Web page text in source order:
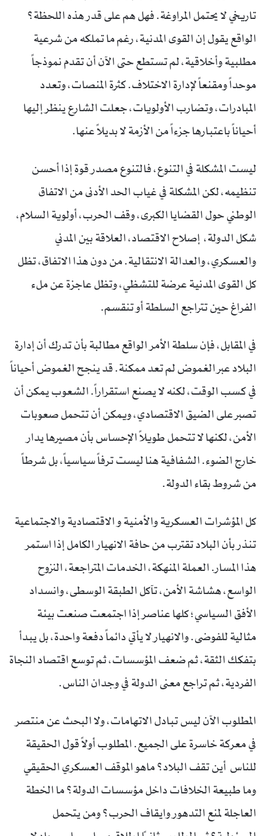
تاريخي لا يحتمل المراوغة. فهل هم على قدر هذه اللحظة؟
الواقع يقول إن القوى المدنية، رغم ما تملكه من شرعية
مطلبية وأخلاقية، لم تستطع حتى الآن أن تقدم نموذجاً
موحداً ومقنعاً لإدارة الاختلاف. كثرة المنصات، وتعدد
المبادرات، وتضارب الأولويات، جعلت الشارع ينظر إليها
أحياناً باعتبارها جزءاً من الأزمة لا بديلاً عنها.
ليست المشكلة في التنوع، فالتنوع مصدر قوة إذا أحسن
تنظيمه، لكن المشكلة في غياب الحد الأدنى من الاتفاق
الوطني حول القضايا الكبرى، وقف الحرب، أولوية السلام،
شكل الدولة، إصلاح الاقتصاد، العلاقة بين المدني
والعسكري، والعدالة الانتقالية. من دون هذا الاتفاق، تظل
كل القوى المدنية عرضة للتشظي، وتظل عاجزة عن ملء
الفراغ حين تتراجع السلطة أو تنقسم.
في المقابل، فإن سلطة الأمر الواقع مطالبة بأن تدرك أن إدارة
البلاد عبر الغموض لم تعد ممكنة. قد ينجح الغموض أحياناً
في كسب الوقت، لكنه لا يصنع استقراراً. الشعوب يمكن أن
تصبر على الضيق الاقتصادي، ويمكن أن تتحمل صعوبات
الأمن، لكنها لا تتحمل طويلاً الإحساس بأن مصيرها يدار
خارج الضوء. الشفافية هنا ليست ترفاً سياسياً، بل شرطاً
من شروط بقاء الدولة.
كل المؤشرات العسكرية والأمنية و الاقتصادية والاجتماعية
تنذر بأن البلاد تقترب من حافة الانهيار الكامل إذا استمر
هذا المسار. العملة المنهكة، الخدمات المتراجعة، النزوح
الواسع، هشاشة الأمن، تآكل الطبقة الوسطى، وانسداد
الأفق السياسي؛ كلها عناصر إذا اجتمعت صنعت بيئة
مثالية للفوضى. والانهيار لا يأتي دائماً دفعة واحدة، بل يبدأ
بتفكك الثقة، ثم ضعف المؤسسات، ثم توسع اقتصاد النجاة
الفردية، ثم تراجع معنى الدولة في وجدان الناس.
المطلوب الآن ليس تبادل الاتهامات، ولا البحث عن منتصر
في معركة خاسرة على الجميع. المطلوب أولاً قول الحقيقة
للناس أين تقف البلاد؟ ماهو الموقف العسكري الحقيقي
وما طبيعة الخلافات داخل مؤسسات الدولة؟ ما الخطة
العاجلة لمنع التدهور وايقاف الحرب؟ ومن يتحمل